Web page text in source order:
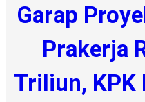
Garap
Prakerja
Triliun, KPK